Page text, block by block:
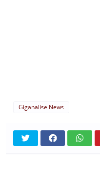
Giganalise News